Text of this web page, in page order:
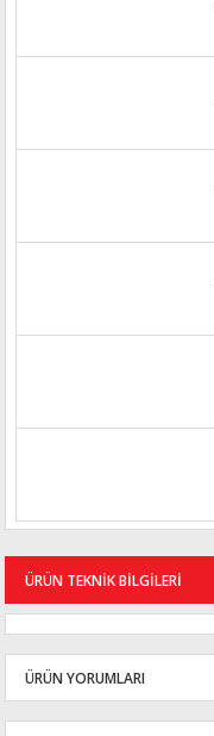
ÜRÜN TEKNİK BİLGİLERİ
ÜRÜN YORUMLARI